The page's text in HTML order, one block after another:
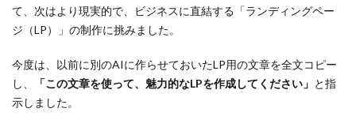
て、次はより現実的で、ビジネスに直結する「ランディングペー
ジ（LP）」の制作に挑みました。
今度は、以前に別のAIに作らせておいたLP用の文章を全文コピー
し、
「この文章を使って、魅力的なLPを作成してください」 と指
示しました。